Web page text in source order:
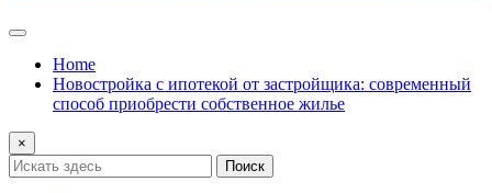
Home
Новостройка с ипотекой от застройщика: современный
способ приобрести собственное жилье
×
Поиск